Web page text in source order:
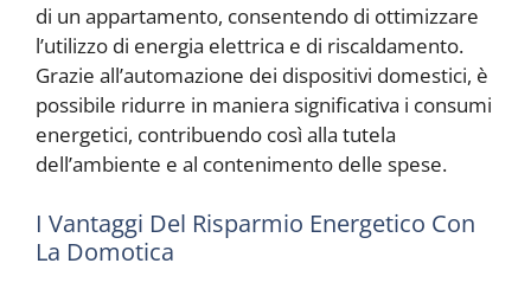
di un appartamento, consentendo di ottimizzare
l’utilizzo di energia elettrica e di riscaldamento.
Grazie all’automazione dei dispositivi domestici, è
possibile ridurre in maniera significativa i consumi
energetici, contribuendo così alla tutela
dell’ambiente e al contenimento delle spese.
I Vantaggi Del Risparmio Energetico Con
La Domotica